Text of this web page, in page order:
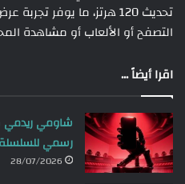
تحديث 120 هرتز، ما
التصفح أو الألعاب أو مشاهدة
اقرا أيضاً ...
رسمي للسلسلة
28/07/2026